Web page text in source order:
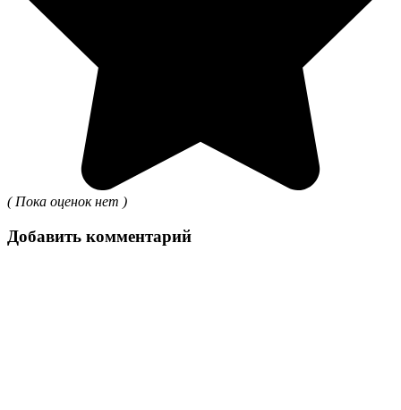
( Пока оценок нет )
Добавить комментарий